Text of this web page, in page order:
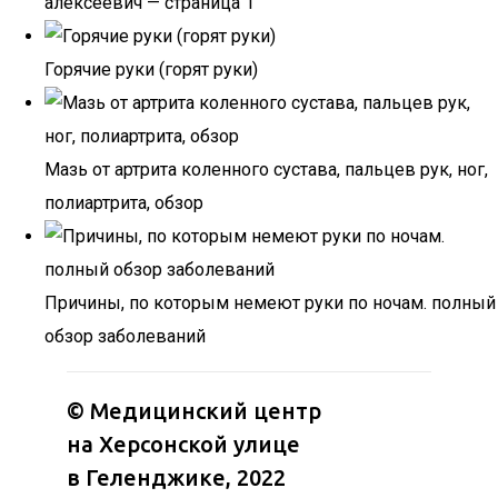
Горячие руки (горят руки)
Мазь от артрита коленного сустава, пальцев рук, ног,
полиартрита, обзор
Причины, по которым немеют руки по ночам. полный
обзор заболеваний
© Медицинский центр
на Херсонской улице
в Геленджике, 2022